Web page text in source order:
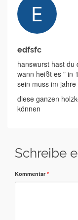
edfsfc
hanswurst hast du
wann heißt es " in
sein muss im jahre
diese ganzen
können
Schreibe
Kommentar *